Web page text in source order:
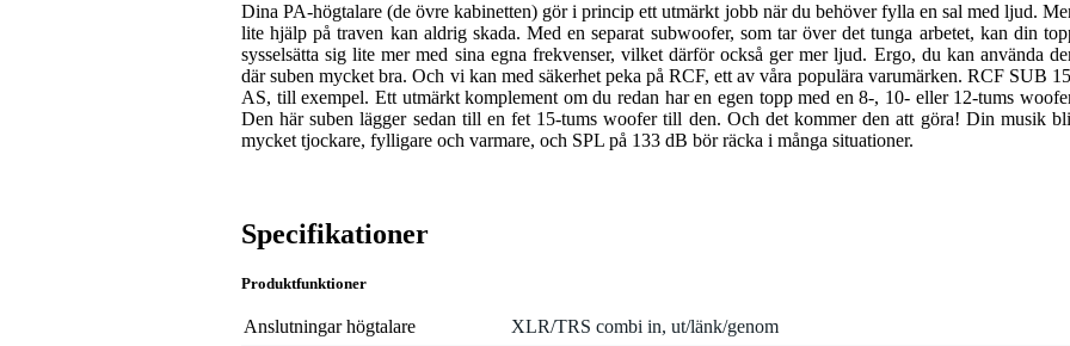
Dina PA-högtalare (de övre kabinetten) gör i princip ett utmärkt jobb när du behöver fylla en sal med ljud.
lite hjälp på traven kan aldrig skada. Med en separat subwoofer, som tar över det tunga arbetet, kan din
sysselsätta sig lite mer med sina egna frekvenser, vilket därför också ger mer ljud. Ergo, du kan använda
där suben mycket bra. Och vi kan med säkerhet peka på RCF, ett av våra populära varumärken. RCF SUB
AS, till exempel. Ett utmärkt komplement om du redan har en egen topp med en 8-, 10- eller 12-tums
Den här suben lägger sedan till en fet 15-tums woofer till den. Och det kommer den att göra! Din musik
mycket tjockare, fylligare och varmare, och SPL på 133 dB bör räcka i många situationer.
Specifikationer
Produktfunktioner
Anslutningar högtalare
XLR/TRS combi in, ut/länk/genom